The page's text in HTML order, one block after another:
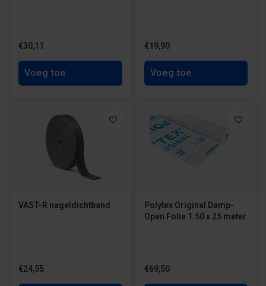
€30,11
Voeg toe
€19,90
Voeg toe
VAST-R nageldichtband
€24,55
Polytex Original Damp-
Open Folie 1.50 x 25 meter
€69,50